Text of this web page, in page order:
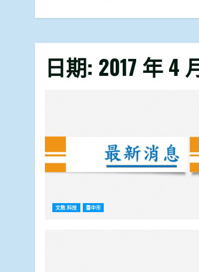
日期: 2017 年 4
文教.科技 臺中市